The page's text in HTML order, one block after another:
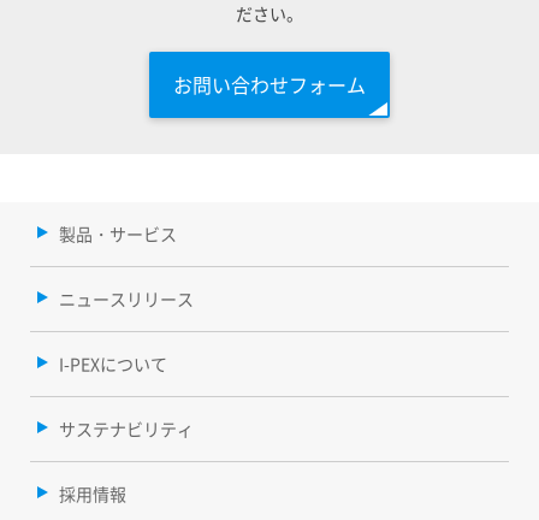
ださい。
お問い合わせフォーム
製品・サービス
ニュースリリース
I-PEXについて
サステナビリティ
採用情報